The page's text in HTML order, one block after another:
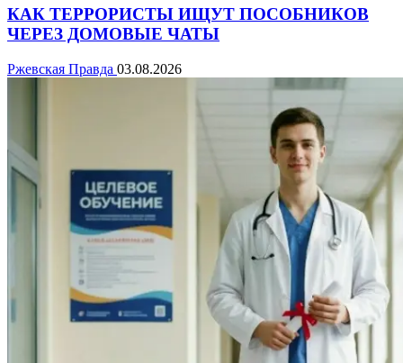
КАК ТЕРРОРИСТЫ ИЩУТ ПОСОБНИКОВ
ЧЕРЕЗ ДОМОВЫЕ ЧАТЫ
Ржевская Правда 03.08.2026